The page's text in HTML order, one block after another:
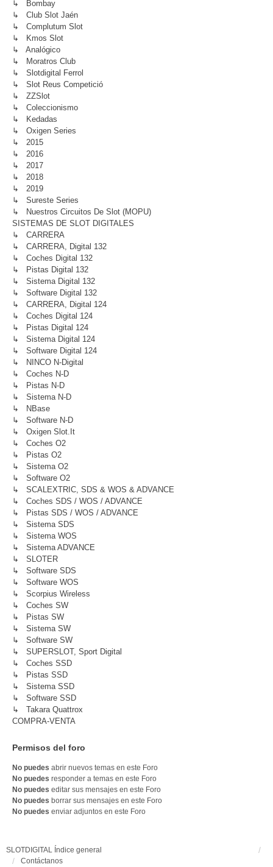
↳ Bombay
↳ Club Slot Jaén
↳ Complutum Slot
↳ Kmos Slot
↳ Analógico
↳ Moratros Club
↳ Slotdigital Ferrol
↳ Slot Reus Competició
↳ ZZSlot
↳ Coleccionismo
↳ Kedadas
↳ Oxigen Series
↳ 2015
↳ 2016
↳ 2017
↳ 2018
↳ 2019
↳ Sureste Series
↳ Nuestros Circuitos De Slot (MOPU)
SISTEMAS DE SLOT DIGITALES
↳ CARRERA
↳ CARRERA, Digital 132
↳ Coches Digital 132
↳ Pistas Digital 132
↳ Sistema Digital 132
↳ Software Digital 132
↳ CARRERA, Digital 124
↳ Coches Digital 124
↳ Pistas Digital 124
↳ Sistema Digital 124
↳ Software Digital 124
↳ NINCO N-Digital
↳ Coches N-D
↳ Pistas N-D
↳ Sistema N-D
↳ NBase
↳ Software N-D
↳ Oxigen Slot.it
↳ Coches O2
↳ Pistas O2
↳ Sistema O2
↳ Software O2
↳ SCALEXTRIC, SDS & WOS & ADVANCE
↳ Coches SDS / WOS / ADVANCE
↳ Pistas SDS / WOS / ADVANCE
↳ Sistema SDS
↳ Sistema WOS
↳ Sistema ADVANCE
↳ SLOTER
↳ Software SDS
↳ Software WOS
↳ Scorpius Wireless
↳ Coches SW
↳ Pistas SW
↳ Sistema SW
↳ Software SW
↳ SUPERSLOT, Sport Digital
↳ Coches SSD
↳ Pistas SSD
↳ Sistema SSD
↳ Software SSD
↳ Takara Quattrox
COMPRA-VENTA
Permisos del foro
No puedes abrir nuevos temas en este Foro
No puedes responder a temas en este Foro
No puedes editar sus mensajes en este Foro
No puedes borrar sus mensajes en este Foro
No puedes enviar adjuntos en este Foro
SLOTDIGITAL Índice general
Contáctanos